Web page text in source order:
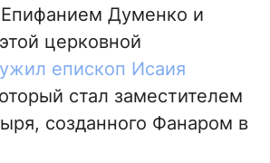
Думенко и
церковной
епископ Исаия
стал заместителем
созданного Фанаром в